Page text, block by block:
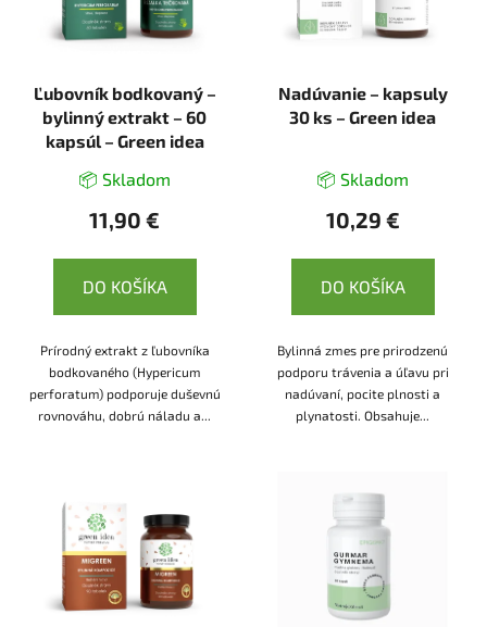
Ľubovník bodkovaný –
bylinný extrakt – 60
kapsúl – Green idea
📦 Skladom
11,90 €
DO KOŠÍKA
Prírodný extrakt z ľubovníka
bodkovaného (Hypericum
perforatum) podporuje duševnú
rovnováhu, dobrú náladu a...
Nadúvanie – kapsuly
30 ks – Green idea
📦 Skladom
10,29 €
DO KOŠÍKA
Bylinná zmes pre prirodzenú
podporu trávenia a úľavu pri
nadúvaní, pocite plnosti a
plynatosti. Obsahuje...